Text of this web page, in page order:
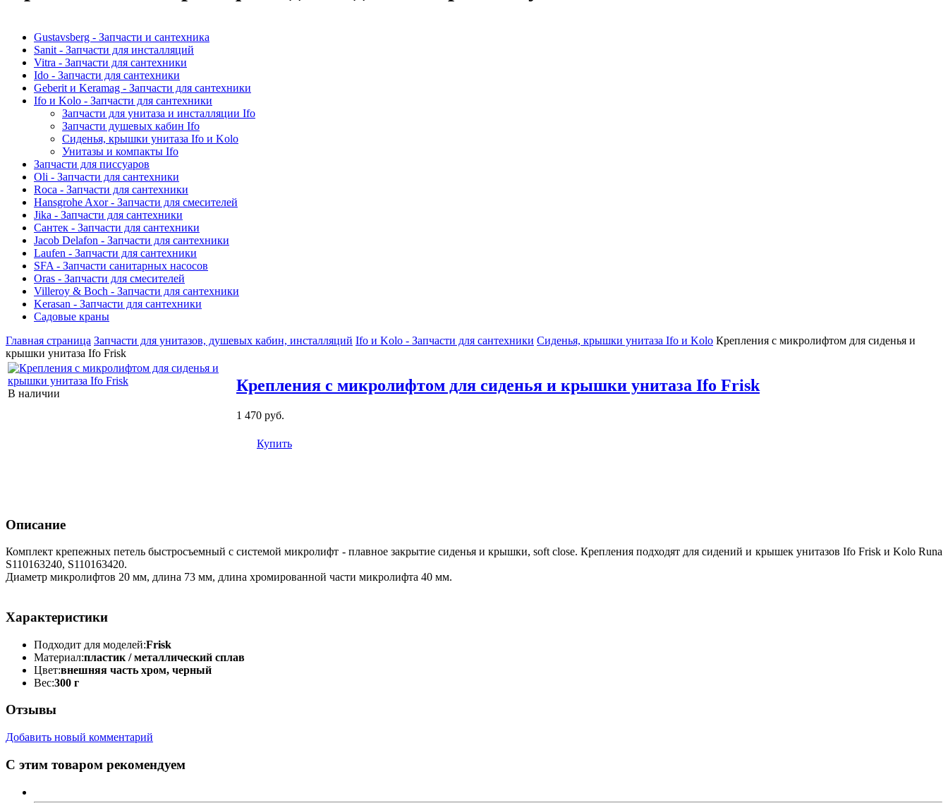
Gustavsberg - Запчасти и сантехника
Sanit - Запчасти для инсталляций
Vitra - Запчасти для сантехники
Ido - Запчасти для сантехники
Geberit и Keramag - Запчасти для сантехники
Ifo и Kolo - Запчасти для сантехники
Запчасти для унитаза и инсталляции Ifo
Запчасти душевых кабин Ifo
Сиденья, крышки унитаза Ifo и Kolo
Унитазы и компакты Ifo
Запчасти для писсуаров
Oli - Запчасти для сантехники
Roca - Запчасти для сантехники
Hansgrohe Axor - Запчасти для смесителей
Jika - Запчасти для сантехники
Сантек - Запчасти для сантехники
Jacob Delafon - Запчасти для сантехники
Laufen - Запчасти для сантехники
SFA - Запчасти санитарных насосов
Oras - Запчасти для смесителей
Villeroy & Boch - Запчасти для сантехники
Kerasan - Запчасти для сантехники
Садовые краны
Главная страница Запчасти для унитазов, душевых кабин, инсталляций Ifo и Kolo - Запчасти для сантехники Сиденья, крышки унитаза Ifo и Kolo Крепления с микролифтом для сиденья и
крышки унитаза Ifo Frisk
В наличии Крепления с микролифтом для сиденья и крышки унитаза Ifo Frisk
1 470 руб.
Купить
Описание
Комплект крепежных петель быстросъемный с системой микролифт - плавное закрытие сиденья и крышки, soft close. Крепления подходят для сидений и крышек унитазов Ifo Frisk и Kolo Runa
S110163240, S110163420.
Диаметр микролифтов 20 мм, длина 73 мм, длина хромированной части микролифта 40 мм.
Характеристики
Подходит для моделей:Frisk
Материал:пластик / металлический сплав
Цвет:внешняя часть хром, черный
Вес:300 г
Отзывы
Добавить новый комментарий
С этим товаром рекомендуем